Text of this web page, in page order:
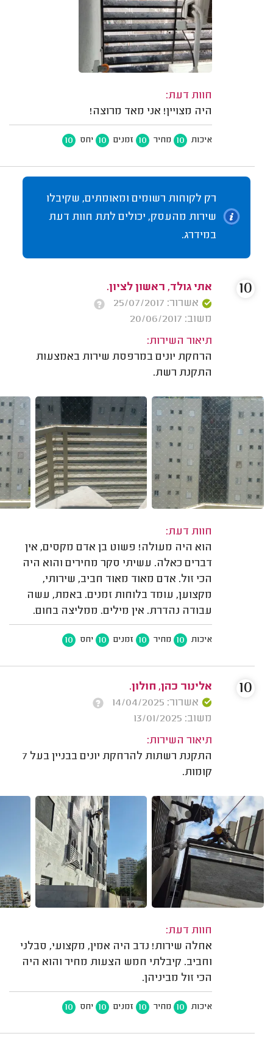
חוות דעת:
היה מצויין! אני מאד מרוצה!
איכות 10 מחיר 10 זמנים 10 יחס 10
רק לקוחות רשומים ומאומתים, שקיבלו
שירות מהעסק, יכולים לתת חוות דעת
במידרג.
אתי גולד, ראשון לציון.
אשרור: 25/07/2017
משוב: 20/06/2017
תיאור השירות:
הרחקת יונים במרפסת שירות באמצעות
התקנת רשת.
חוות דעת:
הוא היה מעולה! פשוט בן אדם מקסים, אין
דברים כאלה. עשיתי סקר מחירים והוא היה
הכי זול. אדם מאוד מאוד חביב, שירותי,
מקצוען, עומד בלוחות זמנים. באמת, עשה
עבודה נהדרת. אין מילים. ממליצה בחום.
איכות 10 מחיר 10 זמנים 10 יחס 10
10
אלינור כהן, חולון.
אשרור: 14/04/2025
משוב: 13/01/2025
תיאור השירות:
התקנת רשתות להרחקת יונים בבניין בעל 7
קומות.
חוות דעת:
אחלה שירות! נדב היה אמין, מקצועי, סבלני
וחביב. קיבלתי חמש הצעות מחיר והוא היה
הכי זול מביניהן.
איכות 10 מחיר 10 זמנים 10 יחס 10
10